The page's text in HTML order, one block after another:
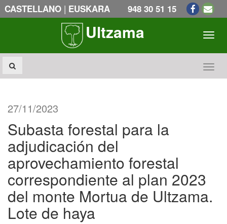
CASTELLANO | EUSKARA 948 30 51 15
Ultzama
27/11/2023
Subasta forestal para la
adjudicación del
aprovechamiento forestal
correspondiente al plan 2023
del monte Mortua de Ultzama.
Lote de haya